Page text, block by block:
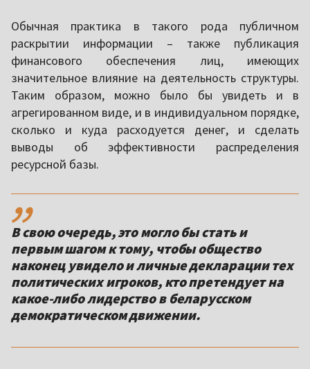
Обычная практика в такого рода публичном
раскрытии информации – также публикация
финансового обеспечения лиц, имеющих
значительное влияние на деятельность структуры.
Таким образом, можно было бы увидеть и в
агрегированном виде, и в индивидуальном порядке,
сколько и куда расходуется денег, и сделать
выводы об эффективности распределения
ресурсной базы.
,,
В свою очередь, это могло бы стать и
первым шагом к тому, чтобы общество
наконец увидело и личные декларации тех
политических игроков, кто претендует на
какое-либо лидерство в беларусском
демократическом движении.